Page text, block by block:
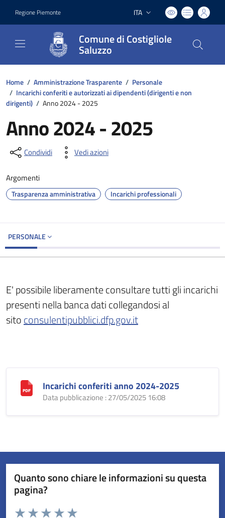
Regione Piemonte Lingua attiva:
ITA
Comune di Costigliole
Saluzzo
Home / Amministrazione Trasparente / Personale
/ Incarichi conferiti e autorizzati ai dipendenti (dirigenti e non
dirigenti) / Anno 2024 - 2025
Anno 2024 - 2025
Condividi Vedi azioni
Argomenti
Trasparenza amministrativa Incarichi professionali
PERSONALE
E' possibile liberamente consultare tutti gli incarichi
presenti nella banca dati collegandosi al
sitoconsulentipubblici.dfp.gov.it
Incarichi conferiti anno 2024-2025
Data pubblicazione : 27/05/2025 16:08
Quanto sono chiare le informazioni su questa
pagina?
Valuta da 1 a 5 stelle la pagina